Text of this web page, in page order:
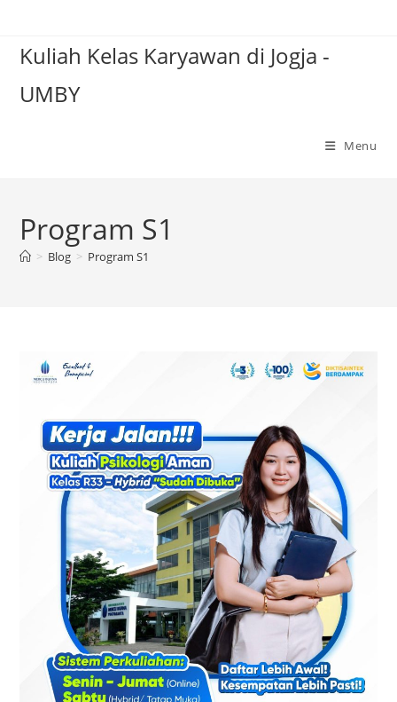
contentKuliah Kelas Karyawan di Jogja -
UMBY
Menu
Program S1
> Blog > Program S1